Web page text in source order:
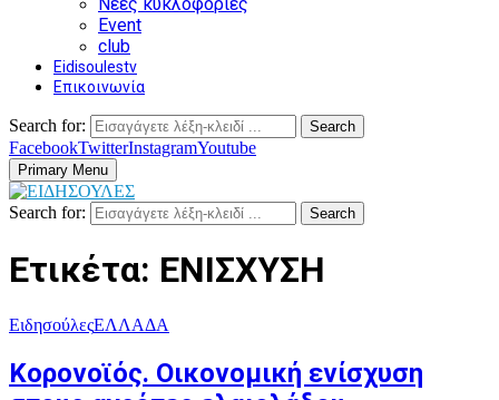
Event
club
Eidisoulestv
Επικοινωνία
Search for: Search
FacebookTwitterInstagramYoutube
Primary Menu
Search for: Search
Ετικέτα: ΕΝΙΣΧΥΣΗ
ΕιδησούλεςΕΛΛΑΔΑ
Κορονοϊός. Οικονομική ενίσχυση